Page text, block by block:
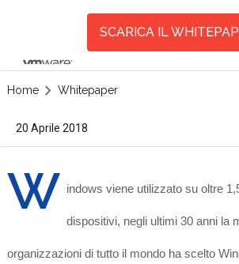
SCARICA IL
Home Whitepaper
20 Aprile 2018
W indows viene utilizzato su oltre
dispositivi, negli ultimi 30 anni la
organizzazioni di tutto il mondo ha scelto